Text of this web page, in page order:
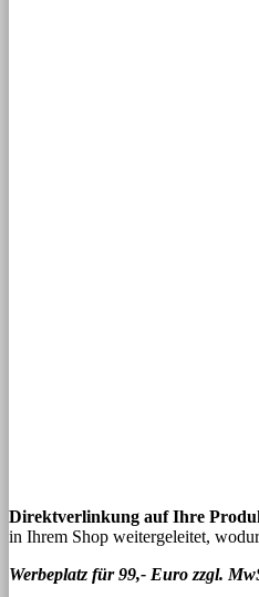
Direktverlinkung auf Ihre
in Ihrem Shop weitergeleitet,
Werbeplatz für 99,- Euro zzgl.